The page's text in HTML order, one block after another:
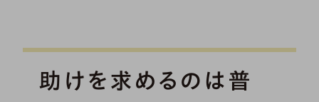
助けを求めるのは普